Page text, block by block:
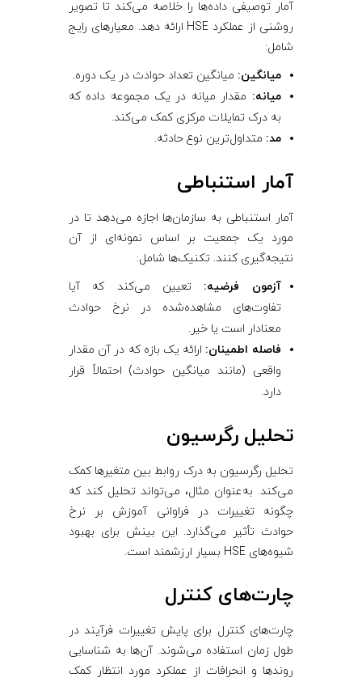
آمار توصیفی داده‌ها را خلاصه می‌کند تا تصویر
روشنی از عملکرد HSE ارائه دهد. معیارهای رایج
شامل:
میانگین: میانگین تعداد حوادث در یک دوره.
میانه: مقدار میانه در یک مجموعه داده که
به درک تمایلات مرکزی کمک می‌کند.
مد: متداول‌ترین نوع حادثه.
آمار استنباطی
آمار استنباطی به سازمان‌ها اجازه می‌دهد تا در
مورد یک جمعیت بر اساس نمونه‌ای از آن
نتیجه‌گیری کنند. تکنیک‌ها شامل:
آزمون فرضیه: تعیین می‌کند که آیا
تفاوت‌های مشاهده‌شده در نرخ حوادث
معنادار است یا خیر.
فاصله اطمینان: ارائه یک بازه که در آن مقدار
واقعی (مانند میانگین حوادث) احتمالاً قرار
دارد.
تحلیل رگرسیون
تحلیل رگرسیون به درک روابط بین متغیرها کمک
می‌کند. به‌عنوان مثال، می‌تواند تحلیل کند که
چگونه تغییرات در فراوانی آموزش بر نرخ
حوادث تأثیر می‌گذارد. این بینش برای بهبود
شیوه‌های HSE بسیار ارزشمند است.
چارت‌های کنترل
چارت‌های کنترل برای پایش تغییرات فرآیند در
طول زمان استفاده می‌شوند. آن‌ها به شناسایی
روندها و انحرافات از عملکرد مورد انتظار کمک